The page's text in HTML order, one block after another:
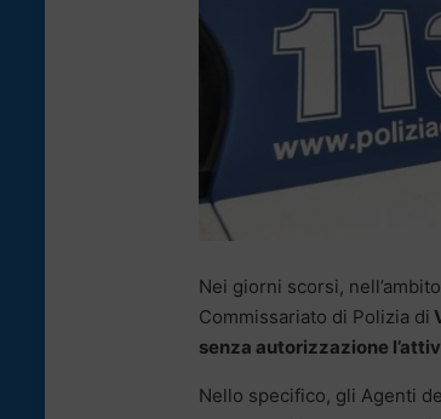
Nei giorni scorsi,
Commissariato di Polizia di
senza autorizzazione
Nello specifico, gli Agenti